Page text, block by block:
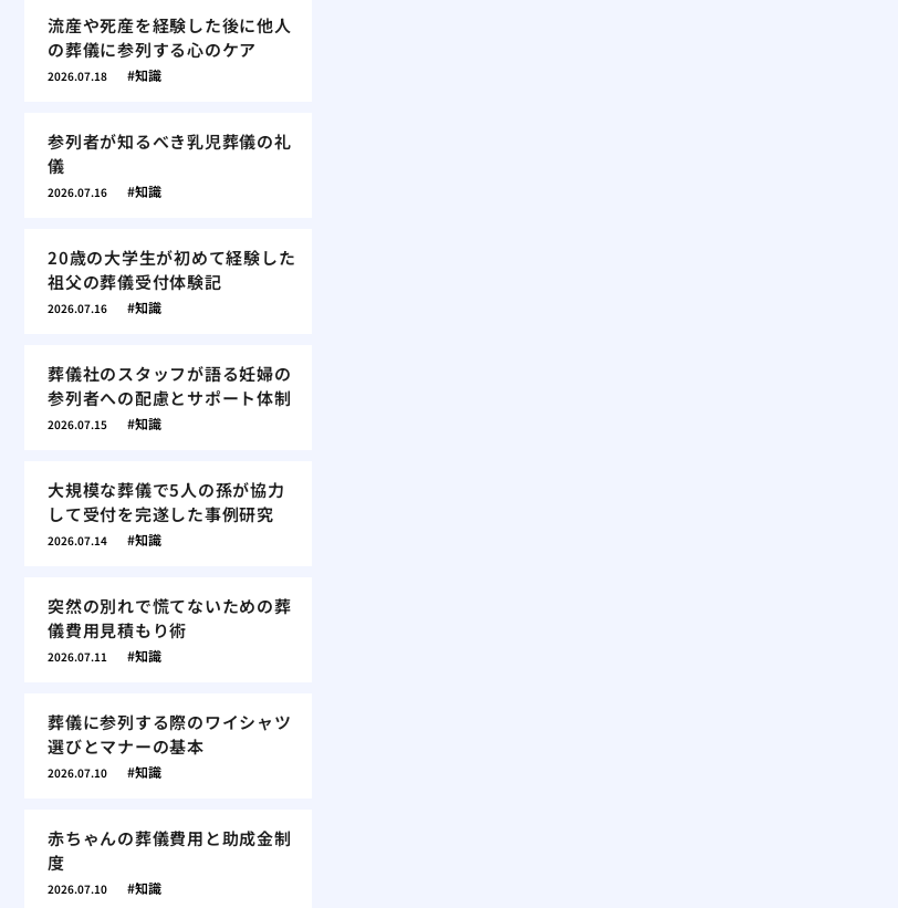
流産や死産を経験した後に他人
の葬儀に参列する心のケア
2026.07.18 知識
参列者が知るべき乳児葬儀の礼
儀
2026.07.16 知識
20歳の大学生が初めて経験した
祖父の葬儀受付体験記
2026.07.16 知識
葬儀社のスタッフが語る妊婦の
参列者への配慮とサポート体制
2026.07.15 知識
大規模な葬儀で5人の孫が協力
して受付を完遂した事例研究
2026.07.14 知識
突然の別れで慌てないための葬
儀費用見積もり術
2026.07.11 知識
葬儀に参列する際のワイシャツ
選びとマナーの基本
2026.07.10 知識
赤ちゃんの葬儀費用と助成金制
度
2026.07.10 知識